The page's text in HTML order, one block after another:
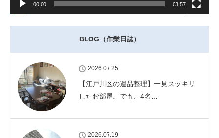
00:00 03:57
BLOG（作業日誌）
2026.07.25
【江戸川区の遺品整理】一見スッキリ
したお部屋。でも、4名…
2026.07.19